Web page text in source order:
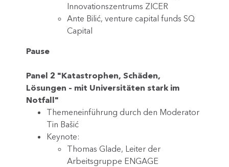
Innovationszentrums ZICER
Ante Bilić, venture capital funds SQ
Capital
Pause
Panel 2 "Katastrophen, Schäden,
Lösungen – mit Universitäten stark im
Notfall"
Themeneinführung durch den Moderator
Tin Bašić
Keynote:
Thomas Glade, Leiter der
Arbeitsgruppe ENGAGE